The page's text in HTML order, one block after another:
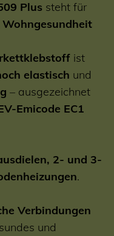
Plus steht für
ist
elastisch und
– ausgezeichnet
Emicode EC1
2- und 3-
.
Verbindungen
und